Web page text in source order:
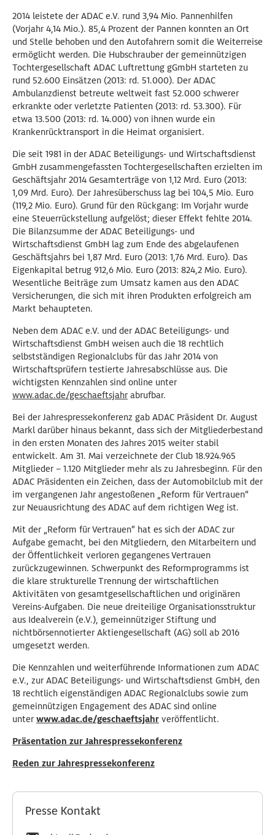
2014 leistete der ADAC e.V. rund 3,94 Mio. Pannenhilfen
(Vorjahr 4,14 Mio.). 85,4 Prozent der Pannen konnten an Ort
und Stelle behoben und den Autofahrern somit die Weiterreise
ermöglicht werden. Die Hubschrauber der gemeinnützigen
Tochtergesellschaft ADAC Luftrettung gGmbH starteten zu
rund 52.600 Einsätzen (2013: rd. 51.000). Der ADAC
Ambulanzdienst betreute weltweit fast 52.000 schwerer
erkrankte oder verletzte Patienten (2013: rd. 53.300). Für
etwa 13.500 (2013: rd. 14.000) von ihnen wurde ein
Krankenrücktransport in die Heimat organisiert.
Die seit 1981 in der ADAC Beteiligungs- und Wirtschaftsdienst
GmbH zusammengefassten Tochtergesellschaften erzielten im
Geschäftsjahr 2014 Gesamterträge von 1,12 Mrd. Euro (2013:
1,09 Mrd. Euro). Der Jahresüberschuss lag bei 104,5 Mio. Euro
(119,2 Mio. Euro). Grund für den Rückgang: Im Vorjahr wurde
eine Steuerrückstellung aufgelöst; dieser Effekt fehlte 2014.
Die Bilanzsumme der ADAC Beteiligungs- und
Wirtschaftsdienst GmbH lag zum Ende des abgelaufenen
Geschäftsjahrs bei 1,87 Mrd. Euro (2013: 1,76 Mrd. Euro). Das
Eigenkapital betrug 912,6 Mio. Euro (2013: 824,2 Mio. Euro).
Wesentliche Beiträge zum Umsatz kamen aus den ADAC
Versicherungen, die sich mit ihren Produkten erfolgreich am
Markt behaupteten.
Neben dem ADAC e.V. und der ADAC Beteiligungs- und
Wirtschaftsdienst GmbH weisen auch die 18 rechtlich
selbstständigen Regionalclubs für das Jahr 2014 von
Wirtschaftsprüfern testierte Jahresabschlüsse aus. Die
wichtigsten Kennzahlen sind online unter
www.adac.de/geschaeftsjahrabrufbar.
Bei der Jahrespressekonferenz gab ADAC Präsident Dr. August
Markl darüber hinaus bekannt, dass sich der Mitgliederbestand
in den ersten Monaten des Jahres 2015 weiter stabil
entwickelt. Am 31. Mai verzeichnete der Club 18.924.965
Mitglieder – 1.120 Mitglieder mehr als zu Jahresbeginn. Für den
ADAC Präsidenten ein Zeichen, dass der Automobilclub mit der
im vergangenen Jahr angestoßenen „Reform für Vertrauen“
zur Neuausrichtung des ADAC auf dem richtigen Weg ist.
Mit der „Reform für Vertrauen“ hat es sich der ADAC zur
Aufgabe gemacht, bei den Mitgliedern, den Mitarbeitern und
der Öffentlichkeit verloren gegangenes Vertrauen
zurückzugewinnen. Schwerpunkt des Reformprogramms ist
die klare strukturelle Trennung der wirtschaftlichen
Aktivitäten von gesamtgesellschaftlichen und originären
Vereins-Aufgaben. Die neue dreiteilige Organisationsstruktur
aus Idealverein (e.V.), gemeinnütziger Stiftung und
nichtbörsennotierter Aktiengesellschaft (AG) soll ab 2016
umgesetzt werden.
Die Kennzahlen und weiterführende Informationen zum ADAC
e.V., zur ADAC Beteiligungs- und Wirtschaftsdienst GmbH, den
18 rechtlich eigenständigen ADAC Regionalclubs sowie zum
gemeinnützigen Engagement des ADAC sind online
unterwww.adac.de/geschaeftsjahr veröffentlicht.
Präsentation zur Jahrespressekonferenz
Reden zur Jahrespressekonferenz
Presse Kontakt